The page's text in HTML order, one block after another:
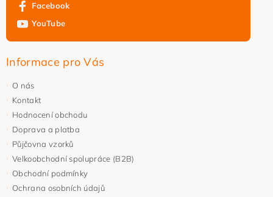
Facebook
YouTube
Informace pro Vás
O nás
Kontakt
Hodnocení obchodu
Doprava a platba
Půjčovna vzorků
Velkoobchodní spolupráce (B2B)
Obchodní podmínky
Ochrana osobních údajů